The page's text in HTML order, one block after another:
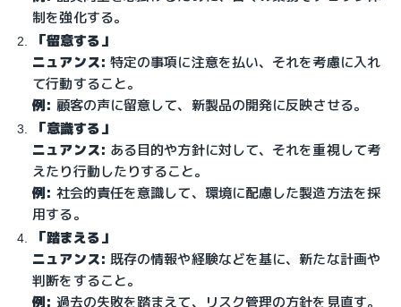
制を強化する。
「留意する」
ニュアンス: 特定の事項に注意を払い、それを考慮に入れ
て行動すること。
例: 顧客の声に留意して、新製品の開発に反映させる。
「意識する」
ニュアンス: ある目的や方針に対して、それを重視して考
えたり行動したりすること。
例: 社会的責任を意識して、環境に配慮した製造方法を採
用する。
「踏まえる」
ニュアンス: 既存の情報や経験などを基に、新たな計画や
判断をすること。
例: 過去の失敗を踏まえて、リスク管理の方針を見直す。